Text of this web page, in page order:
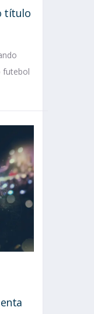
título
futebol